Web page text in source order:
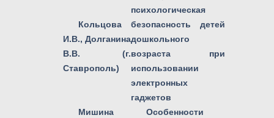
Кольцова
И.В., Долганина
В.В. (г.
Ставрополь)
психологическая
безопасность детей
дошкольного
возраста при
использовании
электронных
гаджетов
Мишина
Особенности